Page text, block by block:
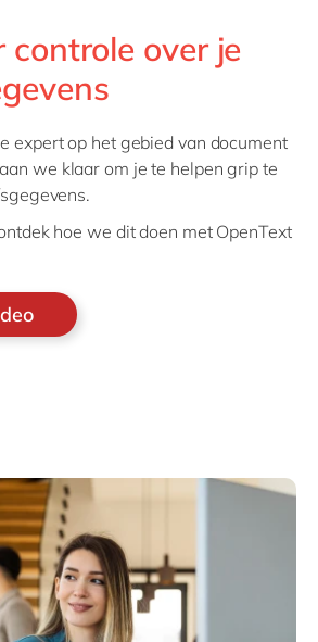
controle over je
expert op het gebied van document
we klaar om je te helpen grip te
hoe we dit doen met OpenText